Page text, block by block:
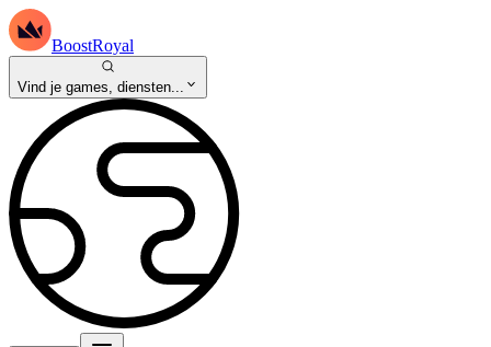
BoostRoyal
Vind je games, diensten...